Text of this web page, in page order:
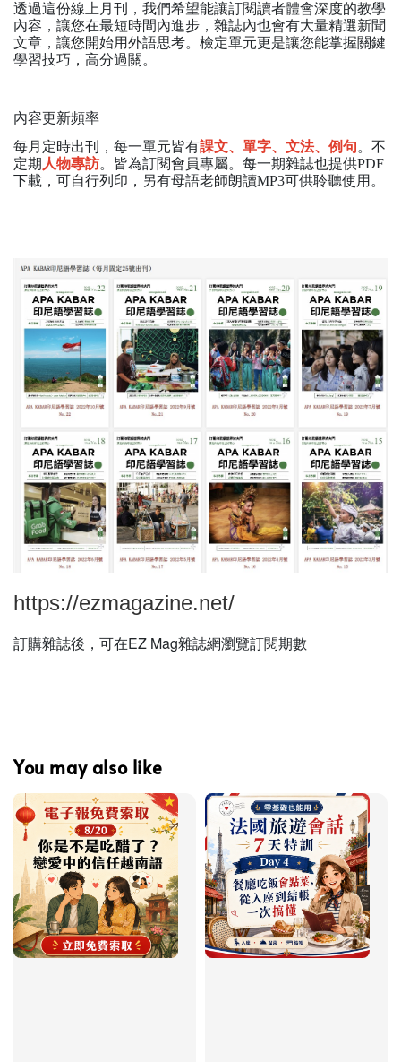
透過這份線上月刊，我們希望能讓訂閱讀者體會深度的教學
內容，讓您在最短時間內進步，雜誌內也會有大量精選新聞
文章，讓您開始用外語思考。檢定單元更是讓您能掌握關鍵
學習技巧，高分過關。
內容更新頻率
每月定時出刊，每一單元皆有課文、單字、文法、例句。不
定期 人物專訪。皆為訂閱會員專屬。每一期雜誌也提供PDF
下載，可自行列印，另有母語老師朗讀MP3可供聆聽使用。
https://ezmagazine.net/
訂購雜誌後，可在EZ Mag雜誌網瀏覽訂閱期數
You may also like